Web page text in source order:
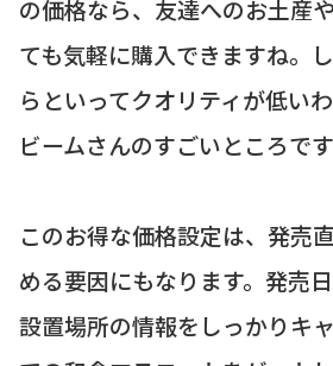
の価格なら、友達へのお土産
ても気軽に購入できますね。
らといってクオリティが低い
ビームさんのすごいところです
このお得な価格設定は、発売
める要因にもなります。発売
設置場所の情報をしっかりキ